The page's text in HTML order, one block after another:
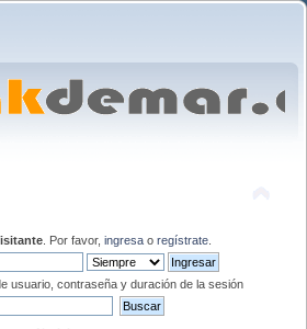
. Por favor, ingresao regístrate.
usuario, contraseña y duración de la sesión